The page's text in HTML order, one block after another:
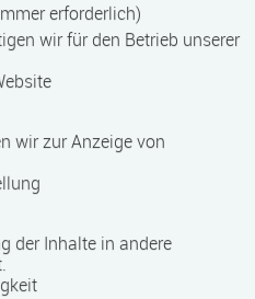
Bitte erfragen Sie beim
erforderlich)
wir für den Betrieb unserer
wir zur Anzeige von
der Inhalte in andere